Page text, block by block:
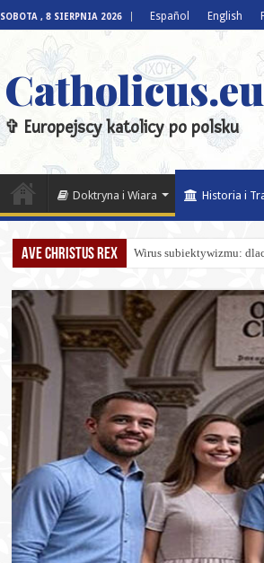
SOBOTA , 8 SIERPNIA 2026 Español English
✞ Europejscy katolicy po polsku
Doktryna i Wiara Historia i
Ave Christus Rex Wirus subiektywizmu: